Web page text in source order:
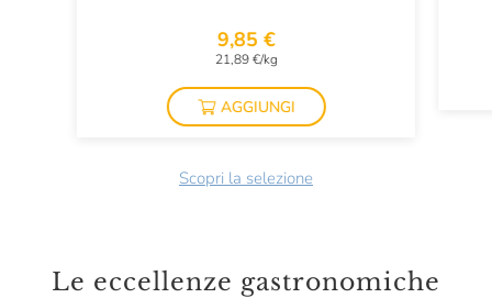
9,85 €
21,89 €/kg
AGGIUNGI
Scopri la selezione
Le eccellenze gastronomiche